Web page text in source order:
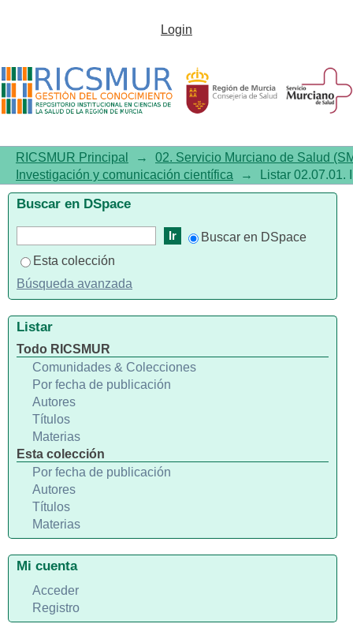
Listar02.07.01. Investigación y
tema
Login
RICSMUR Principal →
02. Servicio Murciano de Salud
Investigación y comunicación científica
→ Listar 02.07.01.
Buscar en DSpace
Buscar en DSpace
Esta colección
Búsqueda avanzada
Listar
Todo RICSMUR
Comunidades & Colecciones
Por fecha de publicación
Autores
Títulos
Materias
Esta colección
Por fecha de publicación
Autores
Títulos
Materias
Mi cuenta
Acceder
Registro